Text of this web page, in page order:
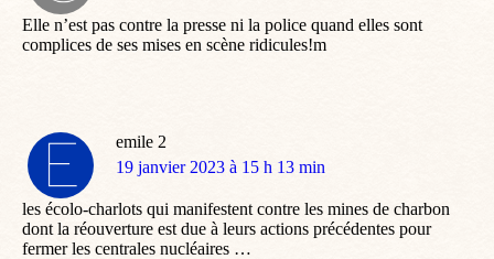
Elle n’est pas contre la presse ni la police quand elles sont
complices de ses mises en scène ridicules!m
emile 2
dit
19 janvier 2023 à 15 h 13 min
les écolo-charlots qui manifestent contre les mines de charbon
dont la réouverture est due à leurs actions précédentes pour
fermer les centrales nucléaires …